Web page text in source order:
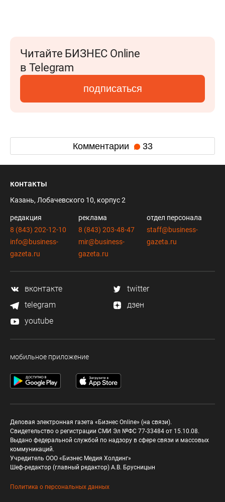
Читайте БИЗНЕС Online
в Telegram
подписаться
Комментарии 33
контакты
Казань, Лобачевского 10, корпус 2
редакция
8 (843) 202-12-10
info@business-
gazeta.ru
реклама
8 (843) 203-48-47
mir@business-
gazeta.ru
отдел персонала
staff@business-
gazeta.ru
вконтакте
twitter
telegram
дзен
youtube
мобильное приложение
Деловая электронная газета «Бизнес Online» (на связи).
Свидетельство о регистрации СМИ Эл №ФС 77-33484 от 15.10.08.
Выдано федеральной службой по надзору в сфере связи и массовых
коммуникаций.
Учредитель ООО «Бизнес Медия Холдинг»
Шеф-редактор (главный редактор) А.В. Брусницын
Политика о персональных данных